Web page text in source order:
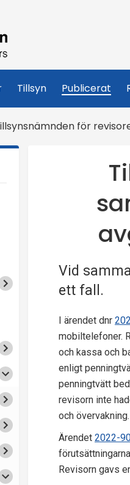
Tillsyn Publicerat
för
Vid
ett fall.
I ärendet dnr
mobiltelefoner.
och kassa och
enligt
penningtvätt
revisorn inte
och
Ärendet 2022-
Revisorn gavs